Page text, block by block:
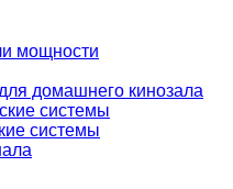
мощности
домашнего кинозала
системы
системы